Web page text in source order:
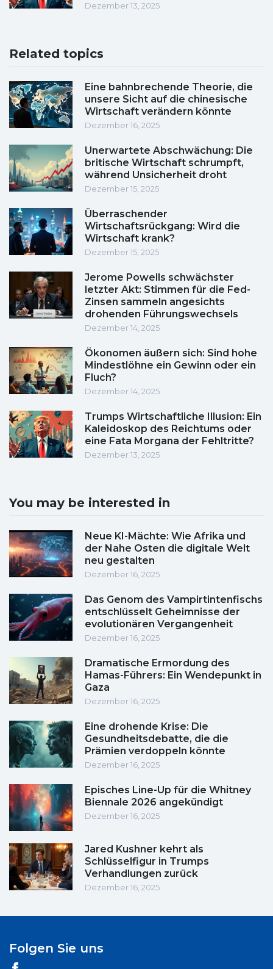
Dezember 13, 2025
Related topics
Eine bahnbrechende Theorie, die
unsere Sicht auf die chinesische
Wirtschaft verändern könnte
Dezember 16, 2025
Unerwartete Abschwächung: Die
britische Wirtschaft schrumpft,
während Unsicherheit droht
Dezember 15, 2025
Überraschender
Wirtschaftsrückgang: Wird die
Wirtschaft krank?
Dezember 15, 2025
Jerome Powells schwächster
letzter Akt: Stimmen für die Fed-
Zinsen sammeln angesichts
drohenden Führungswechsels
Dezember 14, 2025
Ökonomen äußern sich: Sind hohe
Mindestlöhne ein Gewinn oder ein
Fluch?
Dezember 14, 2025
Trumps Wirtschaftliche Illusion: Ein
Kaleidoskop des Reichtums oder
eine Fata Morgana der Fehltritte?
Dezember 13, 2025
You may be interested in
Neue KI-Mächte: Wie Afrika und
der Nahe Osten die digitale Welt
neu gestalten
Dezember 16, 2025
Das Genom des Vampirtintenfischs
entschlüsselt Geheimnisse der
evolutionären Vergangenheit
Dezember 16, 2025
Dramatische Ermordung des
Hamas-Führers: Ein Wendepunkt in
Gaza
Dezember 16, 2025
Eine drohende Krise: Die
Gesundheitsdebatte, die die
Prämien verdoppeln könnte
Dezember 16, 2025
Episches Line-Up für die Whitney
Biennale 2026 angekündigt
Dezember 16, 2025
Jared Kushner kehrt als
Schlüsselfigur in Trumps
Verhandlungen zurück
Dezember 16, 2025
Folgen Sie uns